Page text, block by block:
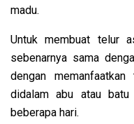
madu.
Untuk membuat telur
sebenarnya sama
dengan
didalam abu atau
beberapa hari.